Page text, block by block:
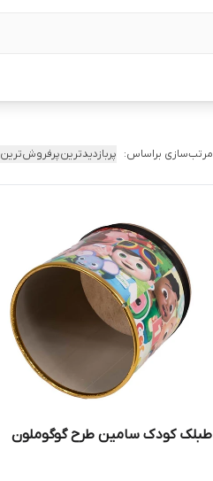
مرتب‌سازی براساس: پربازدیدترینپرفروش‌ترین
طبلک کودک سامین طرح گوگوملون